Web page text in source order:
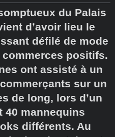
du Palais
d’avoir lieu le
défilé de mode
commerces positifs.
ont assisté à un
sur un
de long, lors d’un
40 mannequins
différents. Au